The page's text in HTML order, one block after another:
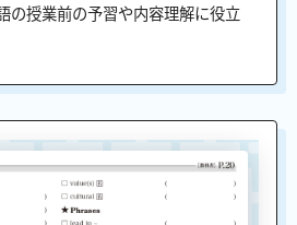
の授業前の予習や内容理解に役立